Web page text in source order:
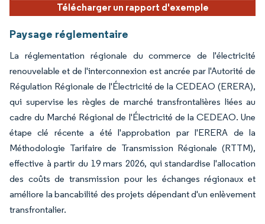
Télécharger un rapport d'exemple
Paysage réglementaire
La réglementation régionale du commerce de l'électricité
renouvelable et de l'interconnexion est ancrée par l'Autorité de
Régulation Régionale de l'Électricité de la CEDEAO (ERERA),
qui supervise les règles de marché transfrontalières liées au
cadre du Marché Régional de l'Électricité de la CEDEAO. Une
étape clé récente a été l'approbation par l'ERERA de la
Méthodologie Tarifaire de Transmission Régionale (RTTM),
effective à partir du 19 mars 2026, qui standardise l'allocation
des coûts de transmission pour les échanges régionaux et
améliore la bancabilité des projets dépendant d'un enlèvement
transfrontalier.